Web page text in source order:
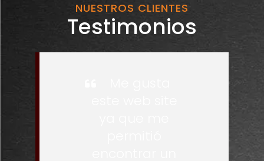
NUESTROS CLIENTES
Testimonios